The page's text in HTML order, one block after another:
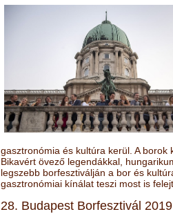
gasztronómia és kultúra kerül. A
Bikavért övező legendákkal,
legszebb borfesztiválján a bor és
gasztronómiai kínálat teszi most is
28. Budapest Borfesztivál 2019